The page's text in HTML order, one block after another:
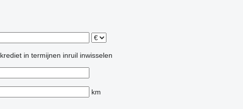
krediet in termijnen inruil inwisselen
km